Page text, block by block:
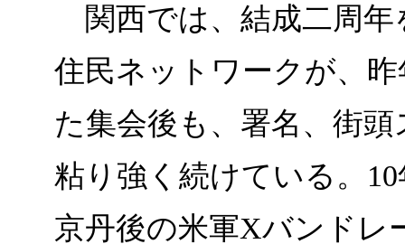
関西では、結成二周年
住民ネットワークが、
た集会後も、署名、街
粘り強く続けている。
京丹後の米軍Xバンドレ